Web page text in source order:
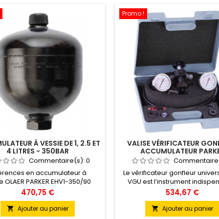
À VESSIE DE 1, 2.5 ET
4 LITRES - 350BAR
Commentaire(s): 0
en accumulateur à
OLAER PARKER EHV1-350/90
350/90 EHV4-350/90
hydropneumatique à
OLAER PARKER est basé sur la
importante d’énergie, sous
Prix
470,75 €
 Ajouter au panier
Promo !
VALISE VÉRIFICATEUR
ACCUMULATEUR
Le vérificateur gonfleur
VGU est l’instrument
pour assurer la vérification, le
et la purge d’azote de la
accumulateurs
existants sur le marché. Pour
Prix
534,67 €
 Ajouter au panier